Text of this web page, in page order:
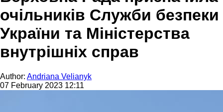
очільників Служби безпеки
України та Міністерства
внутрішніх справ
Author: Andriana Velianyk
07 February 2023 12:11